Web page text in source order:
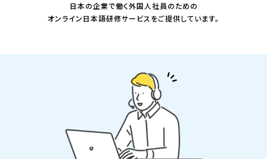
日本の企業で働く外国人社員のための
オンライン日本語研修サービスをご提供しています。